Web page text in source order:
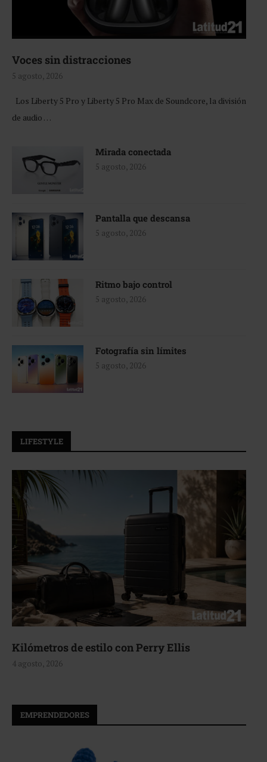
Voces sin distracciones
5 agosto, 2026
Los Liberty 5 Pro y Liberty 5 Pro Max de Soundcore, la división
de audio …
Mirada conectada
5 agosto, 2026
Pantalla que descansa
5 agosto, 2026
Ritmo bajo control
5 agosto, 2026
Fotografía sin límites
5 agosto, 2026
LIFESTYLE
Aerie, texturas que fluyen
4 agosto, 2026
EMPRENDEDORES